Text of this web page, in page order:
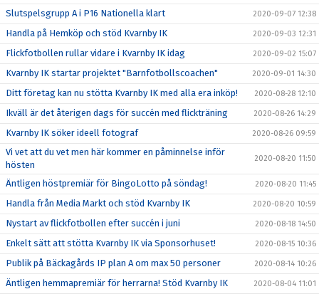
Slutspelsgrupp A i P16 Nationella klart 2020-09-07 12:38
Handla på Hemköp och stöd Kvarnby IK 2020-09-03 12:31
Flickfotbollen rullar vidare i Kvarnby IK idag 2020-09-02 15:07
Kvarnby IK startar projektet "Barnfotbollscoachen" 2020-09-01 14:30
Ditt företag kan nu stötta Kvarnby IK med alla era inköp! 2020-08-28 12:10
Ikväll är det återigen dags för succén med flickträning 2020-08-26 14:29
Kvarnby IK söker ideell fotograf 2020-08-26 09:59
Vi vet att du vet men här kommer en påminnelse inför
hösten
2020-08-20 11:50
Äntligen höstpremiär för BingoLotto på söndag! 2020-08-20 11:45
Handla från Media Markt och stöd Kvarnby IK 2020-08-20 10:59
Nystart av flickfotbollen efter succén i juni 2020-08-18 14:50
Enkelt sätt att stötta Kvarnby IK via Sponsorhuset! 2020-08-15 10:36
Publik på Bäckagårds IP plan A om max 50 personer 2020-08-14 10:26
Äntligen hemmapremiär för herrarna! Stöd Kvarnby IK 2020-08-04 11:01